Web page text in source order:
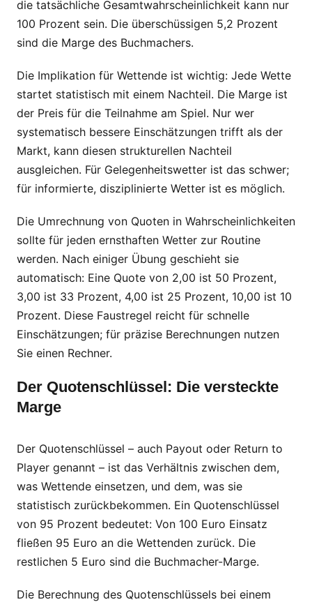
die tatsächliche Gesamtwahrscheinlichkeit kann nur
100 Prozent sein. Die überschüssigen 5,2 Prozent
sind die Marge des Buchmachers.
Die Implikation für Wettende ist wichtig: Jede Wette
startet statistisch mit einem Nachteil. Die Marge ist
der Preis für die Teilnahme am Spiel. Nur wer
systematisch bessere Einschätzungen trifft als der
Markt, kann diesen strukturellen Nachteil
ausgleichen. Für Gelegenheitswetter ist das schwer;
für informierte, disziplinierte Wetter ist es möglich.
Die Umrechnung von Quoten in Wahrscheinlichkeiten
sollte für jeden ernsthaften Wetter zur Routine
werden. Nach einiger Übung geschieht sie
automatisch: Eine Quote von 2,00 ist 50 Prozent,
3,00 ist 33 Prozent, 4,00 ist 25 Prozent, 10,00 ist 10
Prozent. Diese Faustregel reicht für schnelle
Einschätzungen; für präzise Berechnungen nutzen
Sie einen Rechner.
Der Quotenschlüssel: Die versteckte
Marge
Der Quotenschlüssel – auch Payout oder Return to
Player genannt – ist das Verhältnis zwischen dem,
was Wettende einsetzen, und dem, was sie
statistisch zurückbekommen. Ein Quotenschlüssel
von 95 Prozent bedeutet: Von 100 Euro Einsatz
fließen 95 Euro an die Wettenden zurück. Die
restlichen 5 Euro sind die Buchmacher-Marge.
Die Berechnung des Quotenschlüssels bei einem